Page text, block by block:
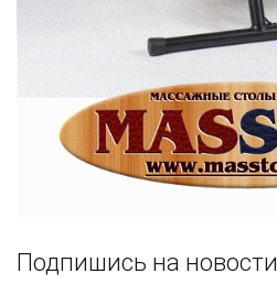
Подпишись на новости